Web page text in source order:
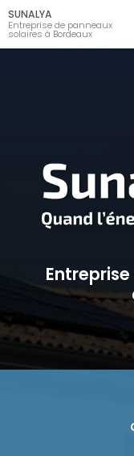
Aller
au
contenu
principal
SUNALYA
Entreprise de panneaux
solaires à Bordeaux